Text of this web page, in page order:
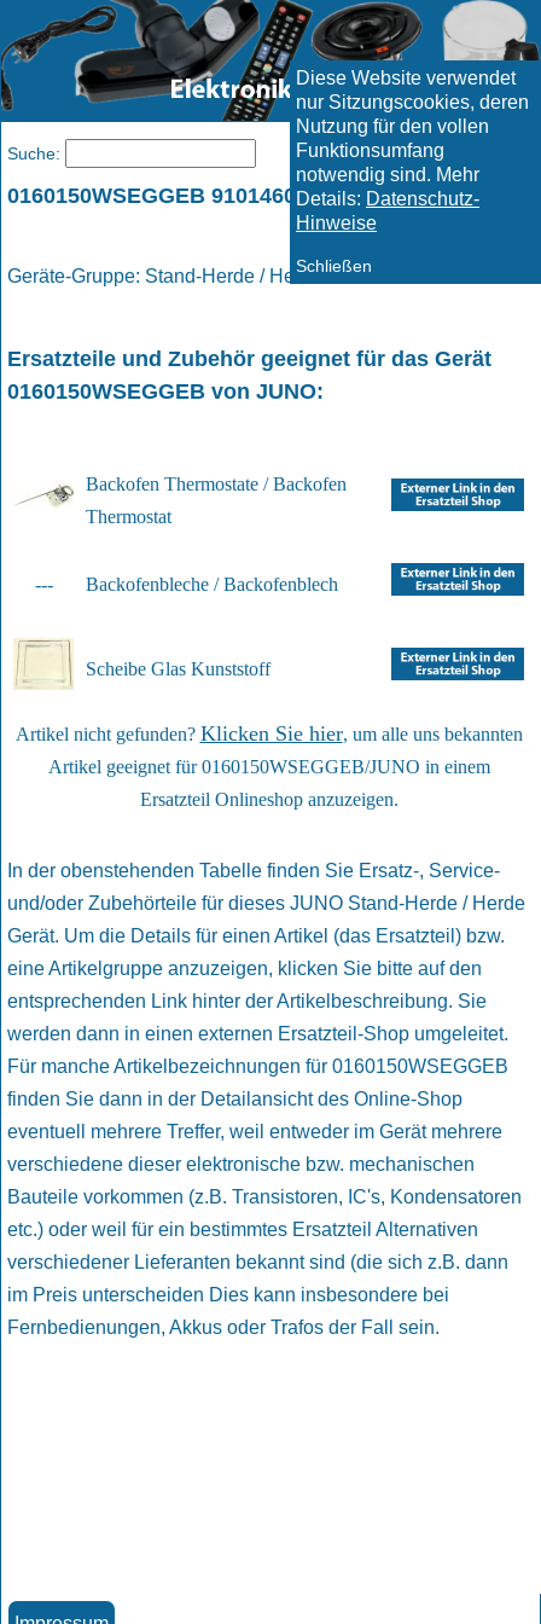
Diese Website verwendet
nur Sitzungscookies, deren
Nutzung für den vollen
Funktionsumfang
notwendig sind. Mehr
Details: Datenschutz-
Hinweise
Schließen
0160150WSEGGEB 9101460809 / JUNO
Geräte-Gruppe: Stand-Herde / Herde
Ersatzteile und Zubehör geeignet für das Gerät
0160150WSEGGEB von JUNO:
Backofen Thermostate / Backofen
Thermostat
--- Backofenbleche / Backofenblech
Scheibe Glas Kunststoff
Artikel nicht gefunden? Klicken Sie hier, um alle uns bekannten
Artikel geeignet für 0160150WSEGGEB/JUNO in einem
Ersatzteil Onlineshop anzuzeigen.
In der obenstehenden Tabelle finden Sie Ersatz-, Service-
und/oder Zubehörteile für dieses JUNO Stand-Herde / Herde
Gerät. Um die Details für einen Artikel (das Ersatzteil) bzw.
eine Artikelgruppe anzuzeigen, klicken Sie bitte auf den
entsprechenden Link hinter der Artikelbeschreibung. Sie
werden dann in einen externen Ersatzteil-Shop umgeleitet.
Für manche Artikelbezeichnungen für 0160150WSEGGEB
finden Sie dann in der Detailansicht des Online-Shop
eventuell mehrere Treffer, weil entweder im Gerät mehrere
verschiedene dieser elektronische bzw. mechanischen
Bauteile vorkommen (z.B. Transistoren, IC's, Kondensatoren
etc.) oder weil für ein bestimmtes Ersatzteil Alternativen
verschiedener Lieferanten bekannt sind (die sich z.B. dann
im Preis unterscheiden Dies kann insbesondere bei
Fernbedienungen, Akkus oder Trafos der Fall sein.
Suche: